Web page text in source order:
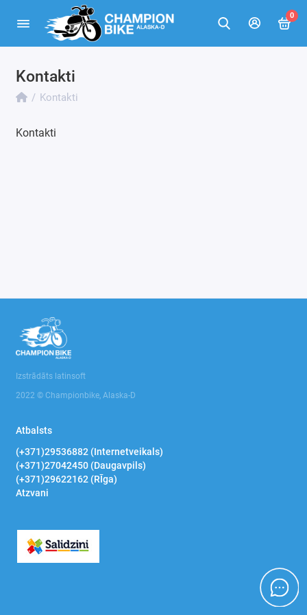
0
Kontakti
Kontakti
Kontakti
Izstrādāts latinsoft
2022 © Championbike, Alaska-D
Atbalsts
(+371)29536882 (Internetveikals)
(+371)27042450 (Daugavpils)
(+371)29622162 (RĪga)
Atzvani